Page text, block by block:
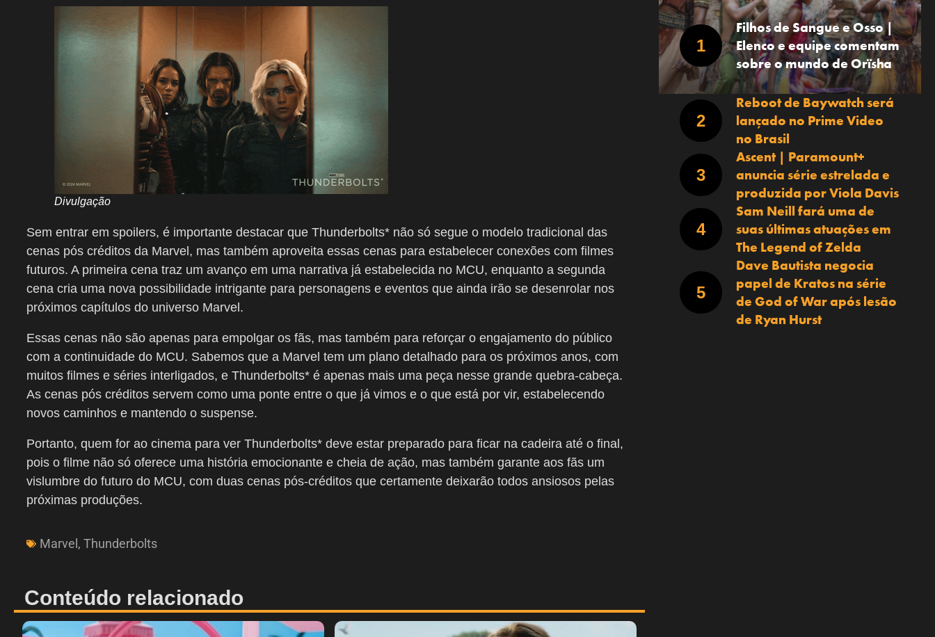
Divulgação
Sem entrar em spoilers, é importante destacar que Thunderbolts* não só segue o modelo tradicional das
cenas pós créditos da Marvel, mas também aproveita essas cenas para estabelecer conexões com filmes
futuros. A primeira cena traz um avanço em uma narrativa já estabelecida no MCU, enquanto a segunda
cena cria uma nova possibilidade intrigante para personagens e eventos que ainda irão se desenrolar nos
próximos capítulos do universo Marvel.
Essas cenas não são apenas para empolgar os fãs, mas também para reforçar o engajamento do público
com a continuidade do MCU. Sabemos que a Marvel tem um plano detalhado para os próximos anos, com
muitos filmes e séries interligados, e Thunderbolts* é apenas mais uma peça nesse grande quebra-cabeça.
As cenas pós créditos servem como uma ponte entre o que já vimos e o que está por vir, estabelecendo
novos caminhos e mantendo o suspense.
Portanto, quem for ao cinema para ver Thunderbolts* deve estar preparado para ficar na cadeira até o final,
pois o filme não só oferece uma história emocionante e cheia de ação, mas também garante aos fãs um
vislumbre do futuro do MCU, com duas cenas pós-créditos que certamente deixarão todos ansiosos pelas
próximas produções.
Marvel , Thunderbolts
Conteúdo relacionado
Filhos de Sangue e Osso |
Elenco e equipe comentam
sobre o mundo de Orïsha
Reboot de Baywatch será
lançado no Prime Video
no Brasil
Ascent | Paramount+
anuncia série estrelada e
produzida por Viola Davis
Sam Neill fará uma de
suas últimas atuações em
The Legend of Zelda
Dave Bautista negocia
papel de Kratos na série
de God of War após lesão
de Ryan Hurst